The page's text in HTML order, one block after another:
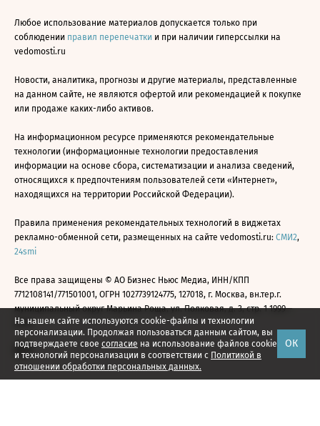
На нашем сайте используются cookie-файлы и технологии
персонализации. Продолжая пользоваться данным сайтом, вы
подтверждаете свое согласие на использование файлов cookie
и технологий персонализации в соответствии с Политикой в
отношении обработки персональных данных.
ОК
Любое использование материалов допускается только при
соблюдении правил перепечатки и при наличии гиперссылки на
vedomosti.ru
Новости, аналитика, прогнозы и другие материалы, представленные
на данном сайте, не являются офертой или рекомендацией к покупке
или продаже каких-либо активов.
На информационном ресурсе применяются рекомендательные
технологии (информационные технологии предоставления
информации на основе сбора, систематизации и анализа сведений,
относящихся к предпочтениям пользователей сети «Интернет»,
находящихся на территории Российской Федерации).
Правила применения рекомендательных технологий в виджетах
рекламно-обменной сети, размещенных на сайте vedomosti.ru: СМИ2,
24smi
Все права защищены © АО Бизнес Ньюс Медиа, ИНН/КПП
7712108141/771501001, ОГРН 1027739124775, 127018, г. Москва, вн.тер.г.
муниципальный округ Марьина Роща, ул. Полковая, д. 3, стр. 1 1999—
2026